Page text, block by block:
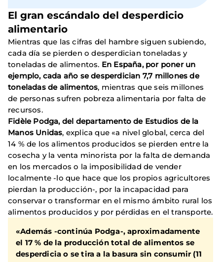
El gran escándalo del desperdicio
alimentario
Mientras que las cifras del hambre siguen subiendo,
cada día se pierden o desperdician toneladas y
toneladas de alimentos. En España, por poner un
ejemplo, cada año se desperdician 7,7 millones de
toneladas de alimentos, mientras que seis millones
de personas sufren pobreza alimentaria por falta de
recursos.
Fidèle Podga, del departamento de Estudios de la
Manos Unidas, explica que «a nivel global, cerca del
14 % de los alimentos producidos se pierden entre la
cosecha y la venta minorista por la falta de demanda
en los mercados o la imposibilidad de vender
localmente -lo que hace que los propios agricultores
pierdan la producción-, por la incapacidad para
conservar o transformar en el mismo ámbito rural los
alimentos producidos y por pérdidas en el transporte.
«Además -continúa Podga-, aproximadamente
el 17 % de la producción total de alimentos se
desperdicia o se tira a la basura sin consumir (11